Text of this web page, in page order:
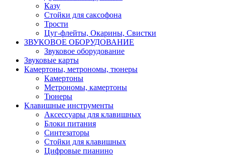
Казу
Стойки для саксофона
Трости
Цуг-флейты, Окарины, Свистки
ЗВУКОВОЕ ОБОРУДОВАНИЕ
Звуковое оборудование
Звуковые карты
Камертоны, метрономы, тюнеры
Камертоны
Метрономы, камертоны
Тюнеры
Клавишные инструменты
Аксессуары для клавишных
Блоки питания
Синтезаторы
Стойки для клавишных
Цифровые пианино